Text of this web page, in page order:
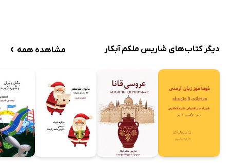
دیگر کتاب‌های شاریس ملکم آبکار مشاهده همه ›